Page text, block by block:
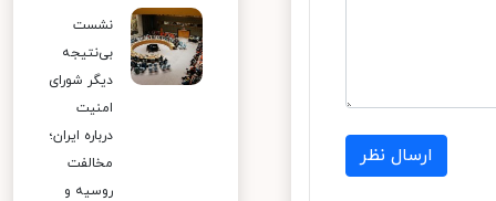
ارسال نظر
نشست
بی‌نتیجه
دیگر شورای
امنیت
درباره ایران؛
مخالفت
روسیه و